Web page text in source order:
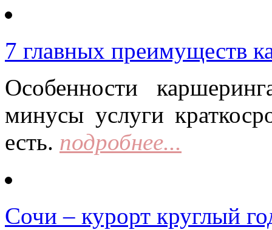
7 главных преимуществ
Особенности
минусы услуги
есть. подробнее...
Сочи – курорт круглый